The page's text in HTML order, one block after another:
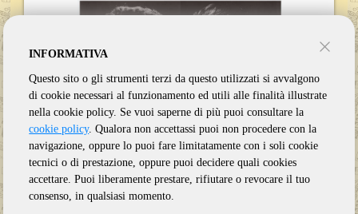
INFORMATIVA
Questo sito o gli strumenti terzi da questo utilizzati si avvalgono
di cookie necessari al funzionamento ed utili alle finalità illustrate
nella cookie policy. Se vuoi saperne di più puoi consultare la
cookie policy. Qualora non accettassi puoi non procedere con la
navigazione, oppure lo puoi fare limitatamente con i soli cookie
tecnici o di prestazione, oppure puoi decidere quali cookies
accettare. Puoi liberamente prestare, rifiutare o revocare il tuo
consenso, in qualsiasi momento.